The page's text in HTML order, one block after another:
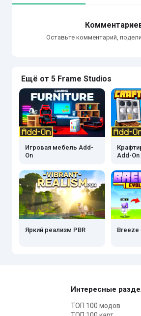
Оставьте комментарий,
Ещё от 5 Frame Studios
Игровая мебель Add-
On
Add-On
Яркий реализм PBR Breeze
Интересные
ТОП 100 модов